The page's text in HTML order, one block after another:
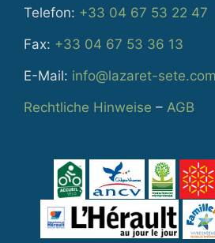
Telefon: +33 04 67 53 22 47
Fax: +33 04 67 53 36 13
E-Mail: info@lazaret-sete.com
Rechtliche Hinweise – AGB